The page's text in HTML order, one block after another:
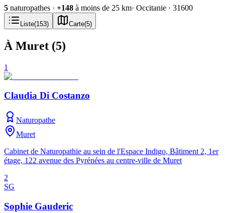
5 naturopathes · +148 à moins de 25 km· Occitanie · 31600
Liste(153) Carte(5)
À Muret (5)
1
Claudia Di Costanzo
Naturopathe
Muret
Cabinet de Naturopathie au sein de l'Espace Indigo, Bâtiment 2, 1er
étage, 122 avenue des Pyrénées au centre-ville de Muret
2
SG
Sophie Gauderic